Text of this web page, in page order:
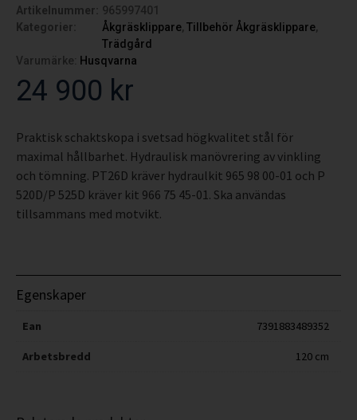
Artikelnummer:
965997401
Kategorier:
Åkgräsklippare, Tillbehör Åkgräsklippare,
Trädgård
Varumärke:
Husqvarna
24 900 kr
Praktisk schaktskopa i svetsad högkvalitet stål för
maximal hållbarhet. Hydraulisk manövrering av vinkling
och tömning. PT26D kräver hydraulkit 965 98 00-01 och P
520D/P 525D kräver kit 966 75 45-01. Ska användas
tillsammans med motvikt.
Egenskaper
Ean 7391883489352
Arbetsbredd 120 cm